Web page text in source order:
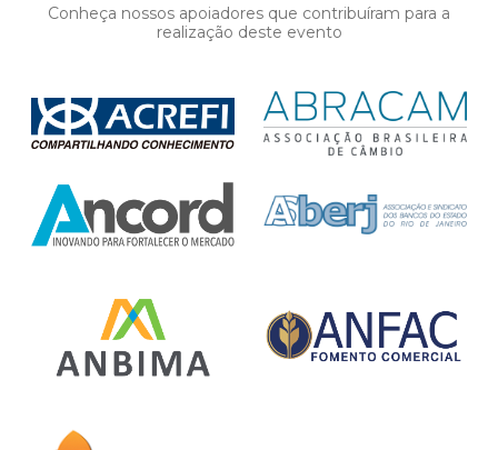
Conheça nossos apoiadores que contribuíram para a
realização deste evento